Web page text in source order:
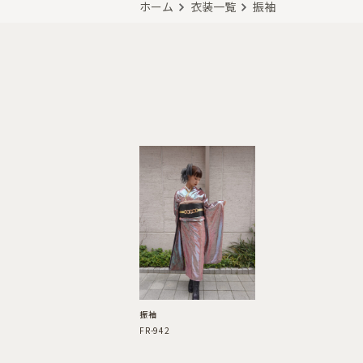
ホーム 衣装一覧 振袖
振袖
FR-942